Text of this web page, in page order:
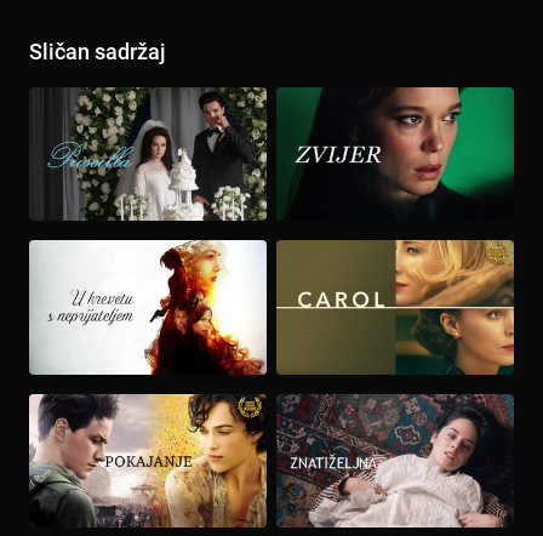
Sličan sadržaj